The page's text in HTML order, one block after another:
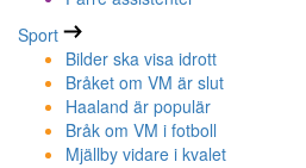
Sport
Bilder ska visa idrott
Bråket om VM är slut
Haaland är populär
Bråk om VM i fotboll
Mjällby vidare i kvalet